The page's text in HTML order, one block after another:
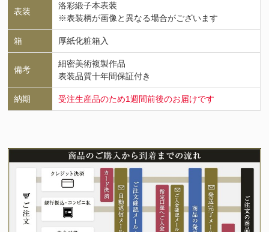
表装
洛彩緞子本表装
※表装柄が画像と異なる場合がございます
箱 厚紙化粧箱入
備考
細密美術複製作品
表装品質十年間保証付き
納期 受注生産品のため1週間前後のお届けです